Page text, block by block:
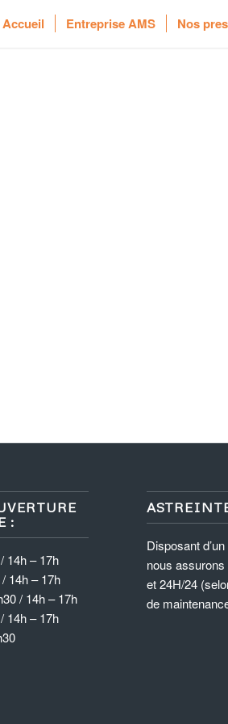
Accueil Entreprise AMS Nos
:
14h – 17h
14h – 17h
/ 14h – 17h
14h – 17h
Disposant
nous
et 24H/24
de